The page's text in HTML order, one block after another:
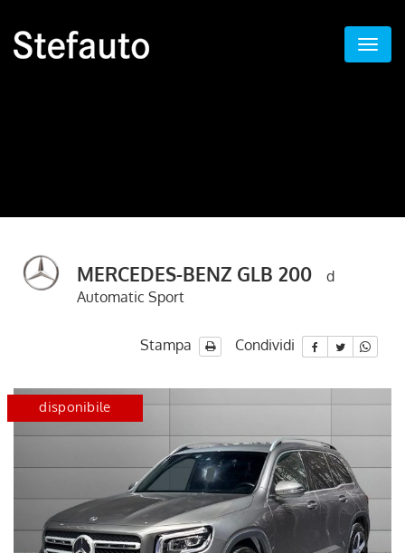
MERCEDES-BENZ GLB 200
d
Automatic Sport
Stampa Condividi
disponibile